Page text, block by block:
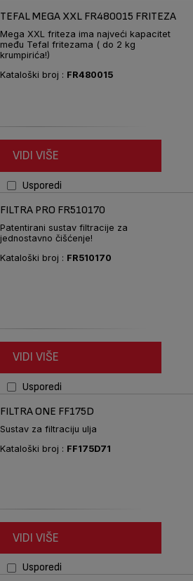
TEFAL MEGA XXL FR480015 FRITEZA
Mega XXL friteza ima najveći kapacitet
među Tefal fritezama ( do 2 kg
krumpirića!)
Kataloški broj : FR480015
VIDI VIŠE
Usporedi
FILTRA PRO FR510170
Patentirani sustav filtracije za
jednostavno čišćenje!
Kataloški broj : FR510170
VIDI VIŠE
Usporedi
FILTRA ONE FF175D
Sustav za filtraciju ulja
Kataloški broj : FF175D71
VIDI VIŠE
Usporedi